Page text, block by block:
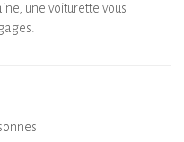
une voiturette vous